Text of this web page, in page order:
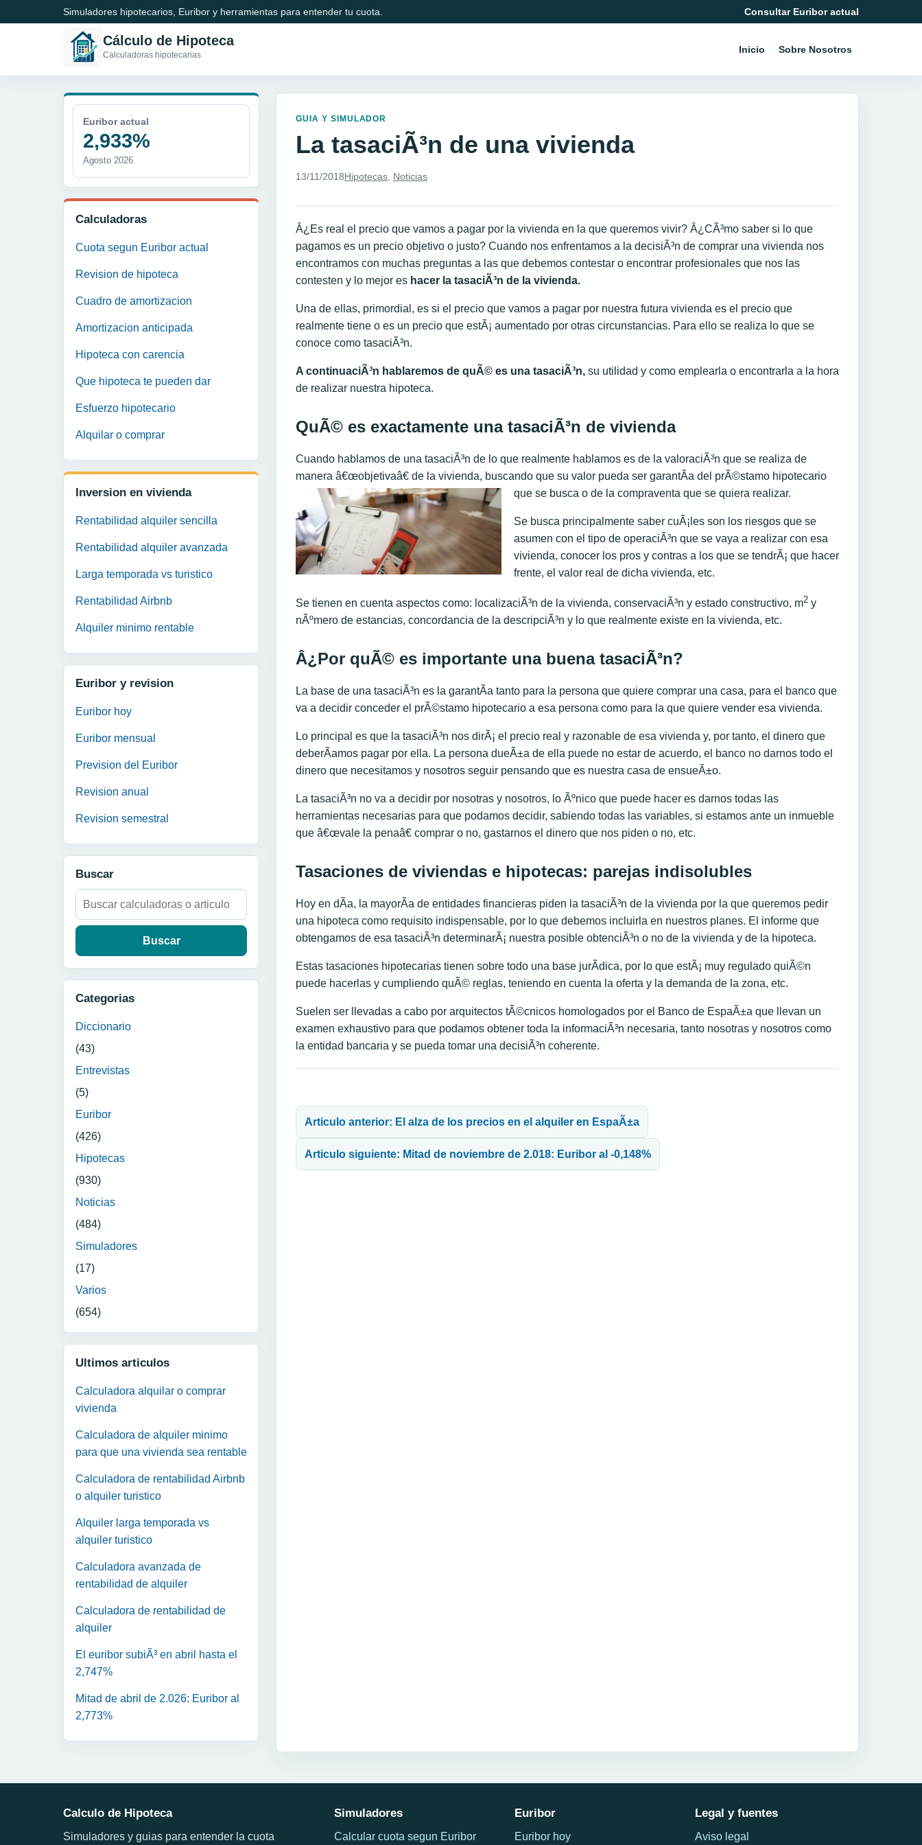
Simuladores hipotecarios, Euribor y herramientas para entender tu cuota. Consultar Euribor actual
Cálculo de Hipoteca
Calculadoras hipotecarias Inicio Sobre Nosotros
Euribor actual
2,933%
Agosto 2026
Calculadoras
Cuota segun Euribor actual
Revision de hipoteca
Cuadro de amortizacion
Amortizacion anticipada
Hipoteca con carencia
Que hipoteca te pueden dar
Esfuerzo hipotecario
Alquilar o comprar
Inversion en vivienda
Rentabilidad alquiler sencilla
Rentabilidad alquiler avanzada
Larga temporada vs turistico
Rentabilidad Airbnb
Alquiler minimo rentable
Euribor y revision
Euribor hoy
Euribor mensual
Prevision del Euribor
Revision anual
Revision semestral
Buscar
Buscar:
Categorias
Diccionario
(43)
Entrevistas
(5)
Euribor
(426)
Hipotecas
(930)
Noticias
(484)
Simuladores
(17)
Varios
(654)
Ultimos articulos
Calculadora alquilar o comprar
vivienda
Calculadora de alquiler minimo
para que una vivienda sea rentable
Calculadora de rentabilidad Airbnb
o alquiler turistico
Alquiler larga temporada vs
alquiler turistico
Calculadora avanzada de
rentabilidad de alquiler
Calculadora de rentabilidad de
alquiler
El euribor subiÃ³ en abril hasta el
2,747%
Mitad de abril de 2.026: Euribor al
2,773%
GUIA Y SIMULADOR
La tasaciÃ³n de una vivienda
13/11/2018Hipotecas Noticias
Â¿Es real el precio que vamos a pagar por la vivienda en la que queremos vivir? Â¿CÃ³mo saber si lo que
pagamos es un precio objetivo o justo? Cuando nos enfrentamos a la decisiÃ³n de comprar una vivienda nos
encontramos con muchas preguntas a las que debemos contestar o encontrar profesionales que nos las
contesten y lo mejor es hacer la tasaciÃ³n de la vivienda.
Una de ellas, primordial, es si el precio que vamos a pagar por nuestra futura vivienda es el precio que
realmente tiene o es un precio que estÃ¡ aumentado por otras circunstancias. Para ello se realiza lo que se
conoce como tasaciÃ³n.
A continuaciÃ³n hablaremos de quÃ© es una tasaciÃ³n, su utilidad y como emplearla o encontrarla a la hora
de realizar nuestra hipoteca.
QuÃ© es exactamente una tasaciÃ³n de vivienda
Cuando hablamos de una tasaciÃ³n de lo que realmente hablamos es de la valoraciÃ³n que se realiza de
manera â€œobjetivaâ€ de la vivienda, buscando que su valor pueda ser garantÃ­a del prÃ©stamo hipotecario
que se busca o de la compraventa que se quiera realizar.
Se busca principalmente saber cuÃ¡les son los riesgos que se
asumen con el tipo de operaciÃ³n que se vaya a realizar con esa
vivienda, conocer los pros y contras a los que se tendrÃ¡ que hacer
frente, el valor real de dicha vivienda, etc.
Se tienen en cuenta aspectos como: localizaciÃ³n de la vivienda, conservaciÃ³n y estado constructivo, m2 y
nÃºmero de estancias, concordancia de la descripciÃ³n y lo que realmente existe en la vivienda, etc.
Â¿Por quÃ© es importante una buena tasaciÃ³n?
La base de una tasaciÃ³n es la garantÃ­a tanto para la persona que quiere comprar una casa, para el banco que
va a decidir conceder el prÃ©stamo hipotecario a esa persona como para la que quiere vender esa vivienda.
Lo principal es que la tasaciÃ³n nos dirÃ¡ el precio real y razonable de esa vivienda y, por tanto, el dinero que
deberÃ­amos pagar por ella. La persona dueÃ±a de ella puede no estar de acuerdo, el banco no darnos todo el
dinero que necesitamos y nosotros seguir pensando que es nuestra casa de ensueÃ±o.
La tasaciÃ³n no va a decidir por nosotras y nosotros, lo Ãºnico que puede hacer es darnos todas las
herramientas necesarias para que podamos decidir, sabiendo todas las variables, si estamos ante un inmueble
que â€œvale la penaâ€ comprar o no, gastarnos el dinero que nos piden o no, etc.
Tasaciones de viviendas e hipotecas: parejas indisolubles
Hoy en dÃ­a, la mayorÃ­a de entidades financieras piden la tasaciÃ³n de la vivienda por la que queremos pedir
una hipoteca como requisito indispensable, por lo que debemos incluirla en nuestros planes. El informe que
obtengamos de esa tasaciÃ³n determinarÃ¡ nuestra posible obtenciÃ³n o no de la vivienda y de la hipoteca.
Estas tasaciones hipotecarias tienen sobre todo una base jurÃ­dica, por lo que estÃ¡ muy regulado quiÃ©n
puede hacerlas y cumpliendo quÃ© reglas, teniendo en cuenta la oferta y la demanda de la zona, etc.
Suelen ser llevadas a cabo por arquitectos tÃ©cnicos homologados por el Banco de EspaÃ±a que llevan un
examen exhaustivo para que podamos obtener toda la informaciÃ³n necesaria, tanto nosotras y nosotros como
la entidad bancaria y se pueda tomar una decisiÃ³n coherente.
Articulo anterior: El alza de los precios en el alquiler en EspaÃ±a
Articulo siguiente: Mitad de noviembre de 2.018: Euribor al -0,148%
Calculo de Hipoteca
Simuladores y guias para entender la cuota
Simuladores
Calcular cuota segun Euribor
Euribor
Euribor hoy
Legal y fuentes
Aviso legal